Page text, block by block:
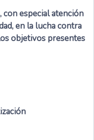
con especial atención
en la lucha contra
objetivos presentes